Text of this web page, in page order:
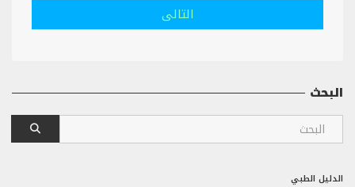
التالى
البحث
الدليل الطبي